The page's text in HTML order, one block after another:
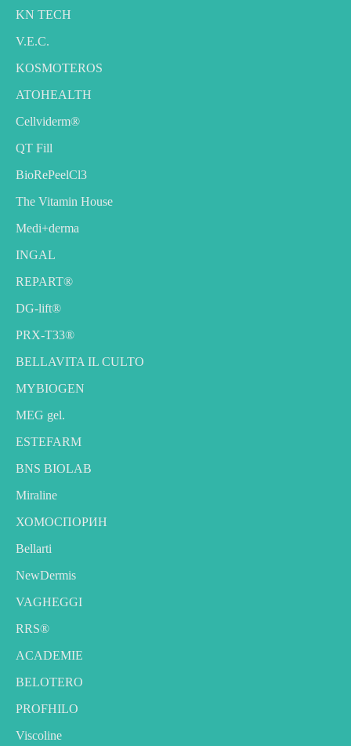
KN TECH
V.E.C.
KOSMOTEROS
ATOHEALTH
Cellviderm®
QT Fill
BioRePeelCl3
The Vitamin House
Medi+derma
INGAL
REPART®
DG-lift®️
PRX-T33®
BELLAVITA IL CULTO
MYBIOGEN
MEG gel.
ESTEFARM
BNS BIOLAB
Miraline
ХОМОСПОРИН
Bellarti
NewDermis
VAGHEGGI
RRS®
ACADEMIE
BELOTERO
PROFHILO
Viscoline